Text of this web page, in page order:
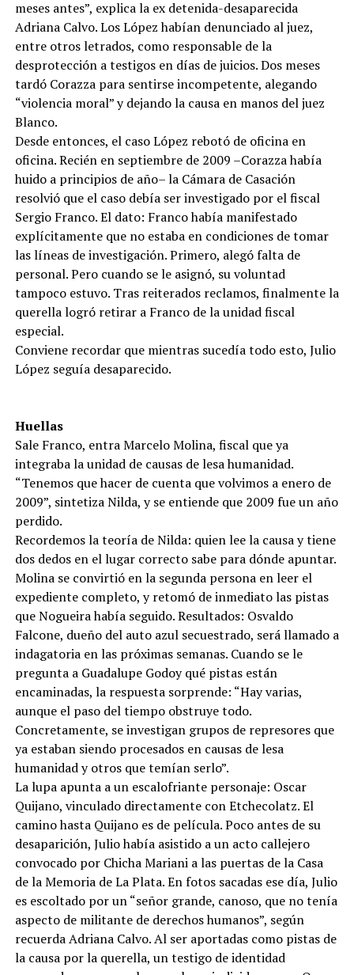
meses antes”, explica la ex detenida-desaparecida
Adriana Calvo. Los López habían denunciado al juez,
entre otros letrados, como responsable de la
desprotección a testigos en días de juicios. Dos meses
tardó Corazza para sentirse incompetente, alegando
“violencia moral” y dejando la causa en manos del juez
Blanco.
Desde entonces, el caso López rebotó de oficina en
oficina. Recién en septiembre de 2009 –Corazza había
huido a principios de año– la Cámara de Casación
resolvió que el caso debía ser investigado por el fiscal
Sergio Franco. El dato: Franco había manifestado
explícitamente que no estaba en condiciones de tomar
las líneas de investigación. Primero, alegó falta de
personal. Pero cuando se le asignó, su voluntad
tampoco estuvo. Tras reiterados reclamos, finalmente la
querella logró retirar a Franco de la unidad fiscal
especial.
Conviene recordar que mientras sucedía todo esto, Julio
López seguía desaparecido.
Huellas
Sale Franco, entra Marcelo Molina, fiscal que ya
integraba la unidad de causas de lesa humanidad.
“Tenemos que hacer de cuenta que volvimos a enero de
2009”, sintetiza Nilda, y se entiende que 2009 fue un año
perdido.
Recordemos la teoría de Nilda: quien lee la causa y tiene
dos dedos en el lugar correcto sabe para dónde apuntar.
Molina se convirtió en la segunda persona en leer el
expediente completo, y retomó de inmediato las pistas
que Nogueira había seguido. Resultados: Osvaldo
Falcone, dueño del auto azul secuestrado, será llamado a
indagatoria en las próximas semanas. Cuando se le
pregunta a Guadalupe Godoy qué pistas están
encaminadas, la respuesta sorprende: “Hay varias,
aunque el paso del tiempo obstruye todo.
Concretamente, se investigan grupos de represores que
ya estaban siendo procesados en causas de lesa
humanidad y otros que temían serlo”.
La lupa apunta a un escalofriante personaje: Oscar
Quijano, vinculado directamente con Etchecolatz. El
camino hasta Quijano es de película. Poco antes de su
desaparición, Julio había asistido a un acto callejero
convocado por Chicha Mariani a las puertas de la Casa
de la Memoria de La Plata. En fotos sacadas ese día, Julio
es escoltado por un “señor grande, canoso, que no tenía
aspecto de militante de derechos humanos”, según
recuerda Adriana Calvo. Al ser aportadas como pistas de
la causa por la querella, un testigo de identidad